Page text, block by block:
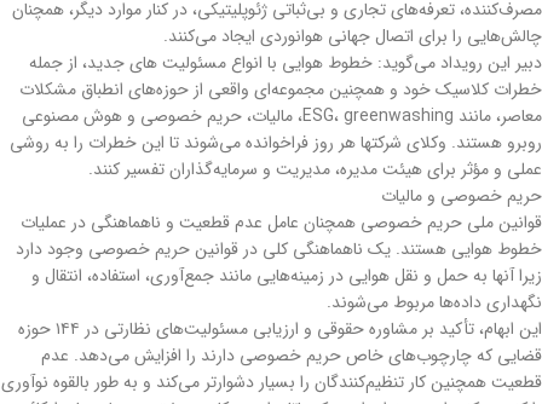
مصرف‌کننده، تعرفه‌های تجاری و بی‌ثباتی ژئوپلیتیکی، در کنار موارد دیگر، همچنان
چالش‌هایی را برای اتصال جهانی هوانوردی ایجاد می‌کنند.
دبیر این رویداد می‌گوید: خطوط هوایی با انواع مسئولیت های جدید، از جمله
خطرات کلاسیک خود و همچنین مجموعه‌ای واقعی از حوزه‌های انطباق مشکلات
معاصر، مانند ESG، greenwashing، مالیات، حریم خصوصی و هوش مصنوعی
روبرو هستند. وکلای شرکتها هر روز فراخوانده می‌شوند تا این خطرات را به روشی
عملی و مؤثر برای هیئت مدیره، مدیریت و سرمایه‌گذاران تفسیر کنند.
حریم خصوصی و مالیات
قوانین ملی حریم خصوصی همچنان عامل عدم قطعیت و ناهماهنگی در عملیات
خطوط هوایی هستند. یک ناهماهنگی کلی در قوانین حریم خصوصی وجود دارد
زیرا آنها به حمل و نقل هوایی در زمینه‌هایی مانند جمع‌آوری، استفاده، انتقال و
نگهداری داده‌ها مربوط می‌شوند.
این ابهام، تأکید بر مشاوره حقوقی و ارزیابی مسئولیت‌های نظارتی در ۱۴۴ حوزه
قضایی که چارچوب‌های خاص حریم خصوصی دارند را افزایش می‌دهد. عدم
قطعیت همچنین کار تنظیم‌کنندگان را بسیار دشوارتر می‌کند و به طور بالقوه نوآوری